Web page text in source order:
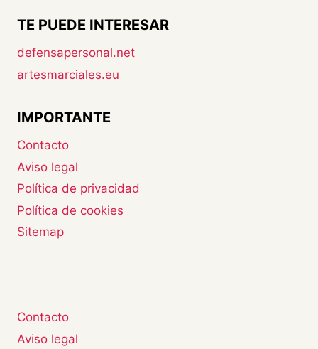
TE PUEDE INTERESAR
defensapersonal.net
artesmarciales.eu
IMPORTANTE
Contacto
Aviso legal
Política de privacidad
Política de cookies
Sitemap
Contacto
Aviso legal